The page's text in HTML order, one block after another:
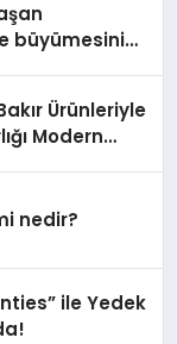
büyümesini
Ürünleriyle
Modern
nedir?
ile Yedek